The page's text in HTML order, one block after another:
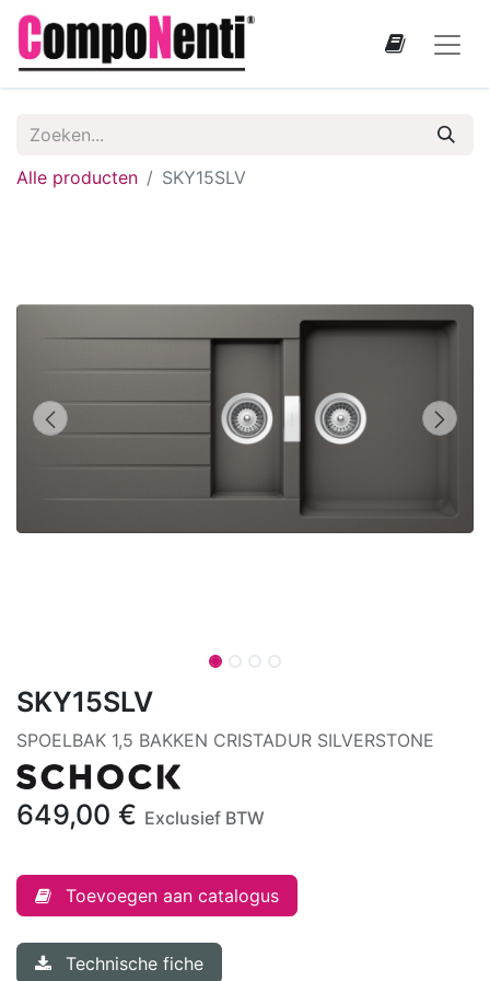
Alle producten SKY15SLV
SKY15SLV
SPOELBAK 1,5 BAKKEN CRISTADUR SILVERSTONE
649,00 € Exclusief BTW
Toevoegen aan catalogus
Technische fiche